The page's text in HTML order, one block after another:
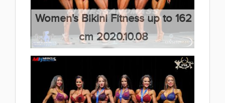
Women's Bikini Fitness up to 162
cm 2020.10.08
(66 kép)